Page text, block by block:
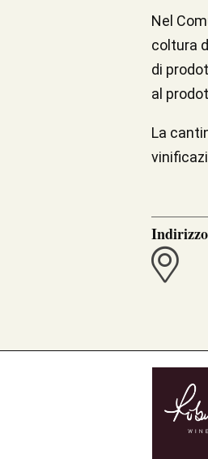
Nel
coltura
di
al
La